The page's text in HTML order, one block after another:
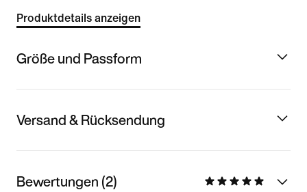
Produktdetails anzeigen
Größe und Passform
Versand & Rücksendung
Bewertungen (2)